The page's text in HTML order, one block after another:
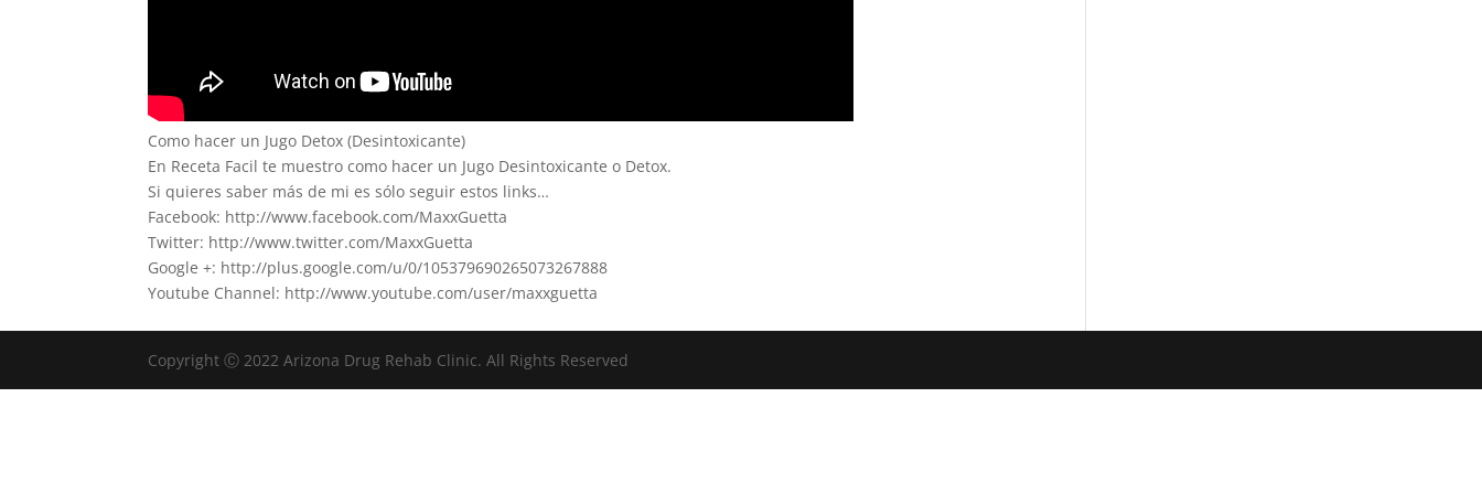
Como hacer un Jugo Detox (Desintoxicante)
En Receta Facil te muestro como hacer un Jugo Desintoxicante o Detox.
Si quieres saber más de mi es sólo seguir estos links…
Facebook: http://www.facebook.com/MaxxGuetta
Twitter: http://www.twitter.com/MaxxGuetta
Google +: http://plus.google.com/u/0/105379690265073267888
Youtube Channel: http://www.youtube.com/user/maxxguetta
Copyright Ⓒ 2022 Arizona Drug Rehab Clinic. All Rights Reserved